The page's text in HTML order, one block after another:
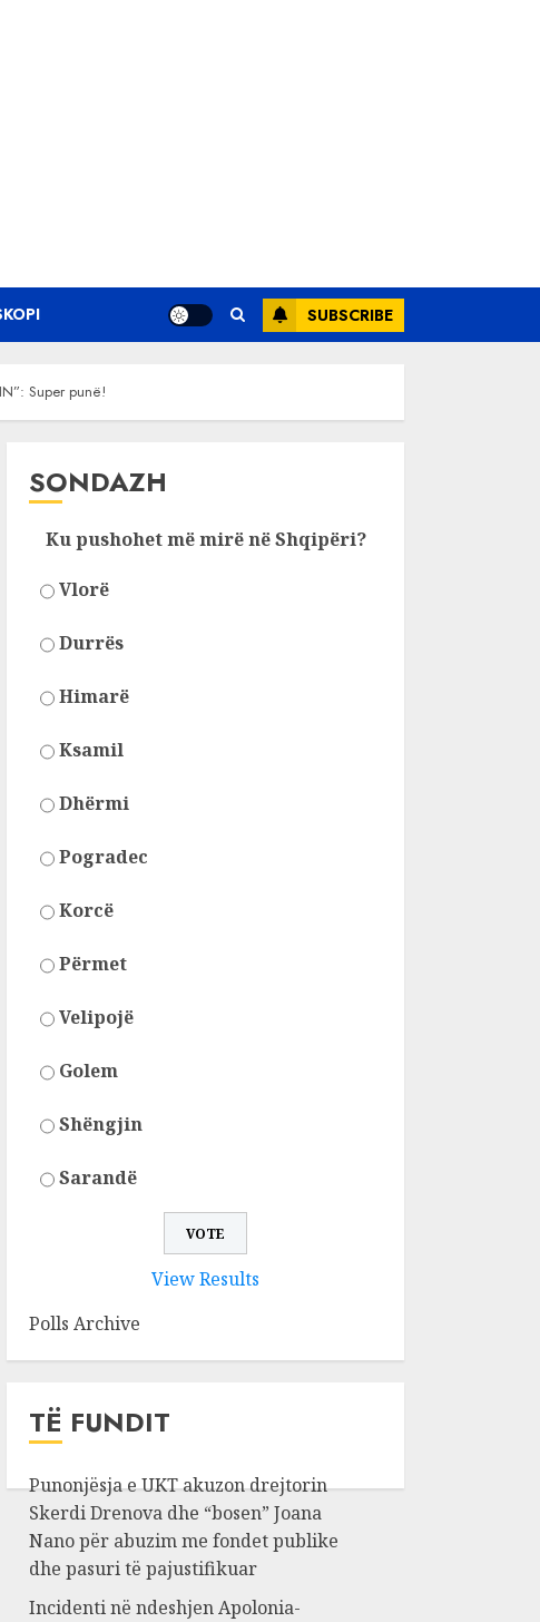
SUBSCRIBE
Super punë!
SONDAZH
Ku pushohet më mirë në Shqipëri?
Vlorë
Durrës
Himarë
Ksamil
Dhërmi
Pogradec
Korcë
Përmet
Velipojë
Golem
Shëngjin
Sarandë
View Results
Polls Archive
TË FUNDIT
Punonjësja e UKT akuzon drejtorin
Skerdi Drenova dhe “bosen” Joana
Nano për abuzim me fondet publike
dhe pasuri të pajustifikuar
Incidenti në ndeshjen Apolonia-